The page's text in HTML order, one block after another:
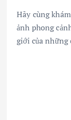
Hãy cùng
ảnh phong
giới của những